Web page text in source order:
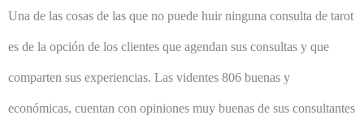
Una de las cosas de las que no puede huir ninguna consulta de tarot
es de la opción de los clientes que agendan sus consultas y que
comparten sus experiencias. Las videntes 806 buenas y
económicas, cuentan con opiniones muy buenas de sus consultantes